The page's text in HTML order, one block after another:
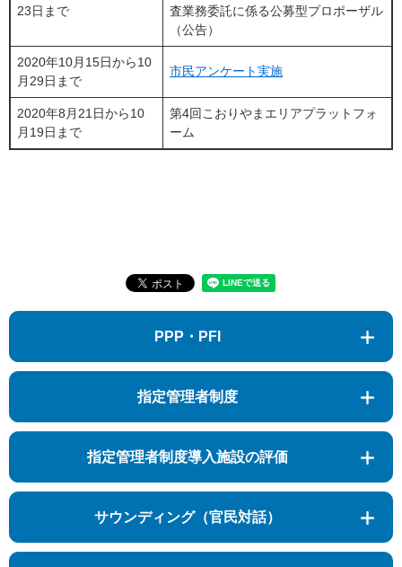
23日まで
査業務委託に係る公募型プロポーザル
（公告）
2020年10月15日から10
月29日まで
市民アンケート実施
2020年8月21日から10
月19日まで
第4回こおりやまエリアプラットフォ
ーム
PPP・PFI
指定管理者制度
指定管理者制度導入施設の評価
サウンディング（官民対話）